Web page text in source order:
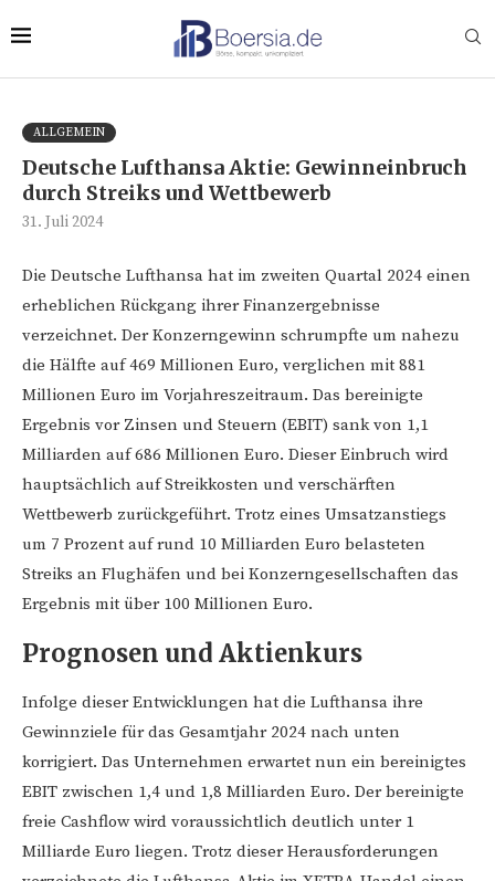
ALLGEMEIN
Deutsche Lufthansa Aktie: Gewinneinbruch
durch Streiks und Wettbewerb
31. Juli 2024
Die Deutsche Lufthansa hat im zweiten Quartal 2024 einen
erheblichen Rückgang ihrer Finanzergebnisse
verzeichnet. Der Konzerngewinn schrumpfte um nahezu
die Hälfte auf 469 Millionen Euro, verglichen mit 881
Millionen Euro im Vorjahreszeitraum. Das bereinigte
Ergebnis vor Zinsen und Steuern (EBIT) sank von 1,1
Milliarden auf 686 Millionen Euro. Dieser Einbruch wird
hauptsächlich auf Streikkosten und verschärften
Wettbewerb zurückgeführt. Trotz eines Umsatzanstiegs
um 7 Prozent auf rund 10 Milliarden Euro belasteten
Streiks an Flughäfen und bei Konzerngesellschaften das
Ergebnis mit über 100 Millionen Euro.
Prognosen und Aktienkurs
Infolge dieser Entwicklungen hat die Lufthansa ihre
Gewinnziele für das Gesamtjahr 2024 nach unten
korrigiert. Das Unternehmen erwartet nun ein bereinigtes
EBIT zwischen 1,4 und 1,8 Milliarden Euro. Der bereinigte
freie Cashflow wird voraussichtlich deutlich unter 1
Milliarde Euro liegen. Trotz dieser Herausforderungen